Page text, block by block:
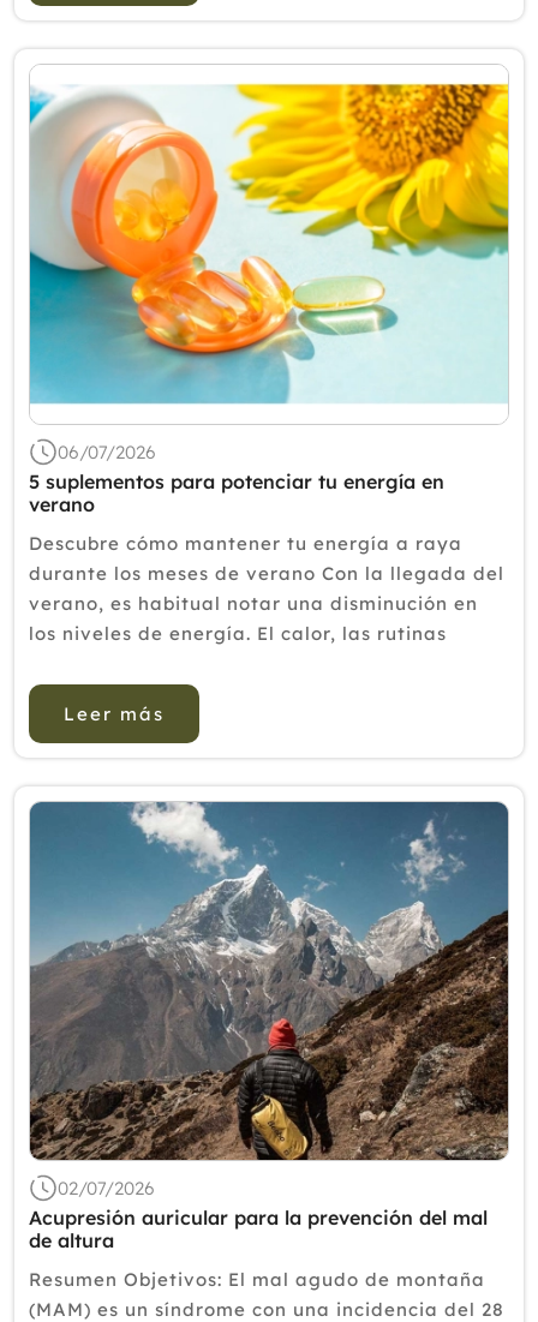
06/07/2026
5 suplementos para potenciar tu energía en
verano
Descubre cómo mantener tu energía a raya
durante los meses de verano Con la llegada del
verano, es habitual notar una disminución en
los niveles de energía. El calor, las rutinas
pueden afectar al equilibrio del organ...
Leer más
02/07/2026
Acupresión auricular para la prevención del mal
de altura
Resumen Objetivos: El mal agudo de montaña
(MAM) es un síndrome con una incidencia del 28